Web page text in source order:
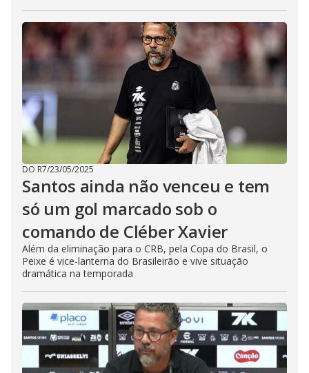
DO R7/23/05/2025
Santos ainda não venceu e tem
só um gol marcado sob o
comando de Cléber Xavier
Além da eliminação para o CRB, pela Copa do Brasil, o
Peixe é vice-lanterna do Brasileirão e vive situação
dramática na temporada